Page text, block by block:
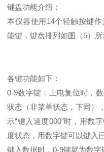
键盘功能介绍：
本仪器使用14个轻触按键
能键，键盘排列如图（5）所
各键功能如下：
0-9数字键：上电复位时，
状态（非菜单状态，下同）
示“键入速度000”时，用数
度状态，用数字键可以键入
键入数据时，0-9键就为数字